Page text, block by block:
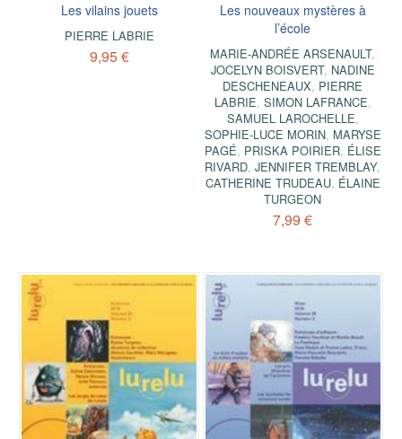
Les vilains jouets
PIERRE LABRIE
9,95 €
Les nouveaux mystères à
l’école
MARIE-ANDRÉE ARSENAULT,
JOCELYN BOISVERT, NADINE
DESCHENEAUX, PIERRE
LABRIE, SIMON LAFRANCE,
SAMUEL LAROCHELLE,
SOPHIE-LUCE MORIN, MARYSE
PAGÉ, PRISKA POIRIER, ÉLISE
RIVARD,JENNIFER TREMBLAY,
CATHERINE TRUDEAU, ÉLAINE
TURGEON
7,99 €